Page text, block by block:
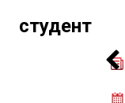
студент